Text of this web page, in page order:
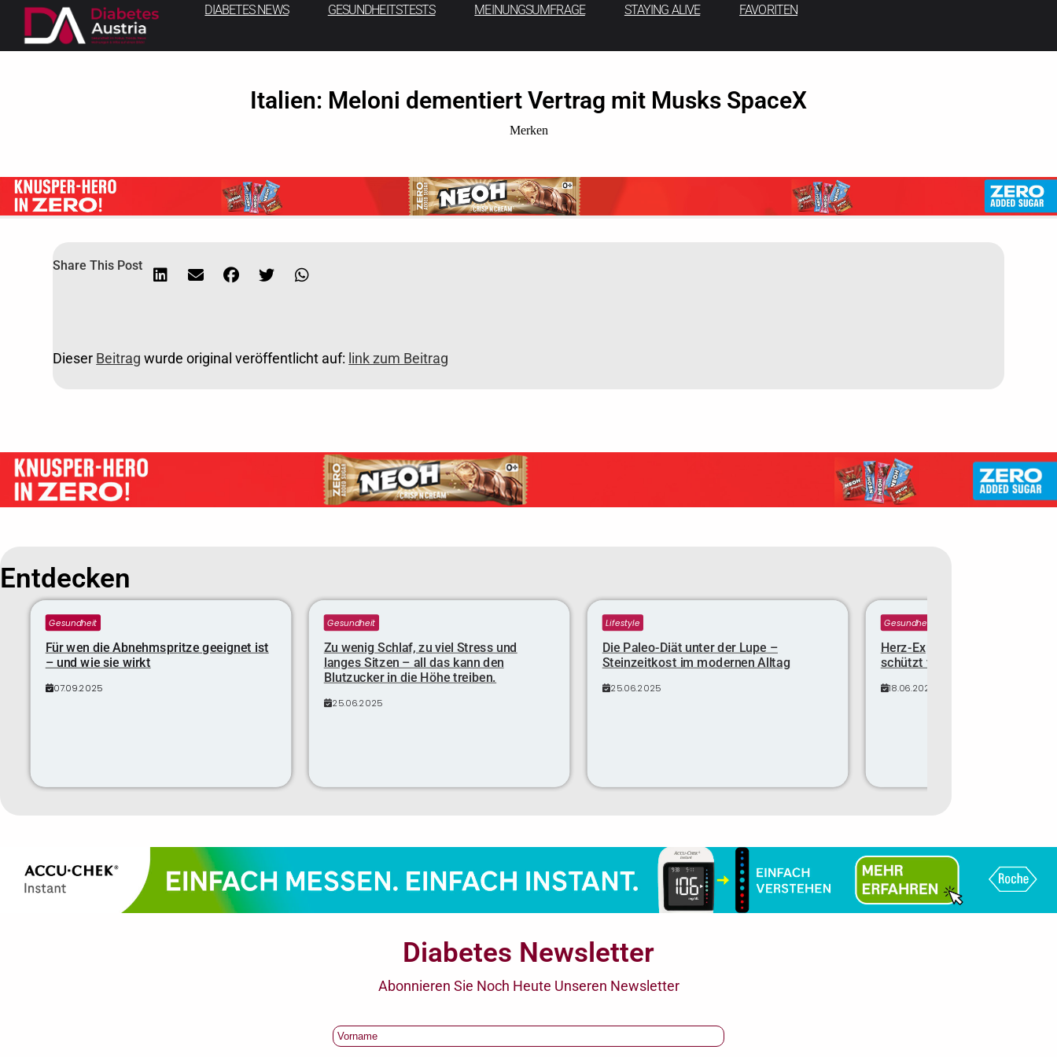
DIABETES NEWS GESUNDHEITSTESTS MEINUNGSUMFRAGE STAYING ALIVE FAVORITEN
Italien: Meloni dementiert Vertrag mit Musks SpaceX
Merken
Share This Post
Dieser Beitrag wurde original veröffentlicht auf: link zum Beitrag
Entdecken
Gesundheit
Für wen die Abnehmspritze geeignet ist
– und wie sie wirkt
07.09.2025
Gesundheit
Zu wenig Schlaf, zu viel Stress und
langes Sitzen – all das kann den
Blutzucker in die Höhe treiben.
25.06.2025
Lifestyle
Die Paleo-Diät unter der Lupe –
Steinzeitkost im modernen Alltag
25.06.2025
Gesundheit
Herz-Expertin verrät: Diese
schützt vor dem Infarkt
18.06.2025
Diabetes Newsletter
Abonnieren Sie Noch Heute Unseren Newsletter